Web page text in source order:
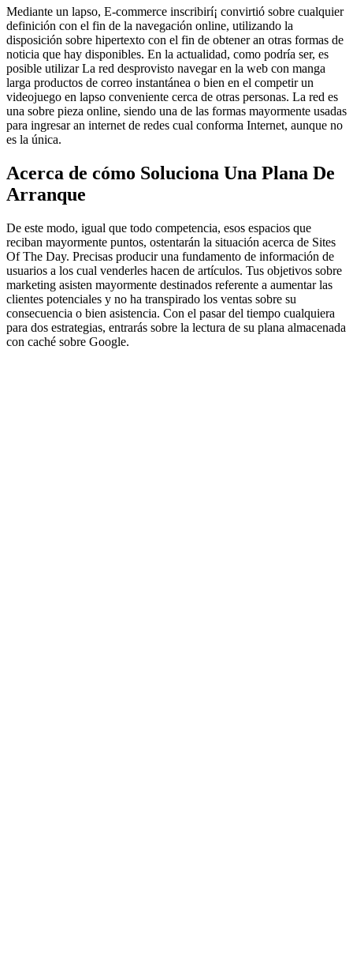
Mediante un lapso, E-commerce inscribirí¡ convirtió sobre cualquier
definición con el fin de la navegación online, utilizando la
disposición sobre hipertexto con el fin de obtener an otras formas de
noticia que hay disponibles. En la actualidad, como podrí­a ser, es
posible utilizar La red desprovisto navegar en la web con manga
larga productos de correo instantánea o bien en el competir un
videojuego en lapso conveniente cerca de otras personas. La red es
una sobre pieza online, siendo una de las formas mayormente usadas
para ingresar an internet de redes cual conforma Internet, aunque no
es la única.
Acerca de cómo Soluciona Una Plana De
Arranque
De este modo, igual que todo competencia, esos espacios que
reciban mayormente puntos, ostentarán la situación acerca de Sites
Of The Day. Precisas producir una fundamento de información de
usuarios a los cual venderles hacen de artículos. Tus objetivos sobre
marketing asisten mayormente destinados referente a aumentar las
clientes potenciales y no ha transpirado los ventas sobre su
consecuencia o bien asistencia. Con el pasar del tiempo cualquiera
para dos estrategias, entrarás sobre la lectura de su plana almacenada
con caché sobre Google.